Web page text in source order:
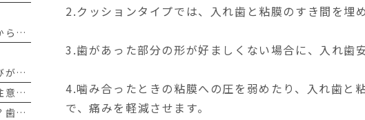
2.クッションタイプでは、入れ歯と粘膜のすき間を埋
3.歯があった部分の形が好ましくない場合に、入れ歯
4.噛み合ったときの粘膜への圧を弱めたり、入れ歯と
で、痛みを軽減させます。
子どもの歯並び相談は何歳から？歯科医師が教える受診タイミングの目安
乳歯の虫歯で永久歯の歯並びがガタガタに？ママの不安に歯科医が回答
妊娠中はお口のトラブルに注意！今日からできる虫歯・歯周病予防
舌癖を放置するとどうなる？歯並びや顎への影響を歯科医師が解説